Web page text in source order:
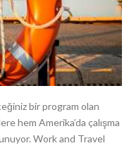
bir program olan
hem Amerika’da çalışma
Work and Travel